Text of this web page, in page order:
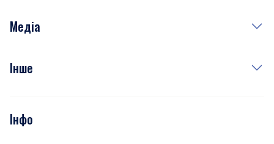
Рецепти
Медіа
Фото
Подкасти
Інше
Тести
Інфо